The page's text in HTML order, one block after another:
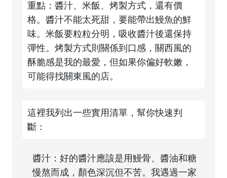
重點：醬汁、米飯、烤製方式，還有價
格。醬汁不能太死甜，要能帶出鰻魚的鮮
味。米飯要粒粒分明，吸收醬汁後還保持
彈性。烤製方式則關係到口感，關西風的
酥脆感是我的最愛，但如果你偏好軟嫩，
可能得找關東風的店。
這裡我列出一些實用清單，幫你快速判
斷：
醬汁：好的醬汁應該是用鰻骨、醬油和糖
慢熬而成，顏色深沉但不苦。我遇過一家